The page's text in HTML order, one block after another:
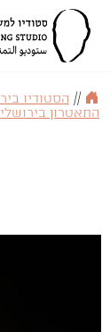
// הסטודיו
התאטרון בירושלים